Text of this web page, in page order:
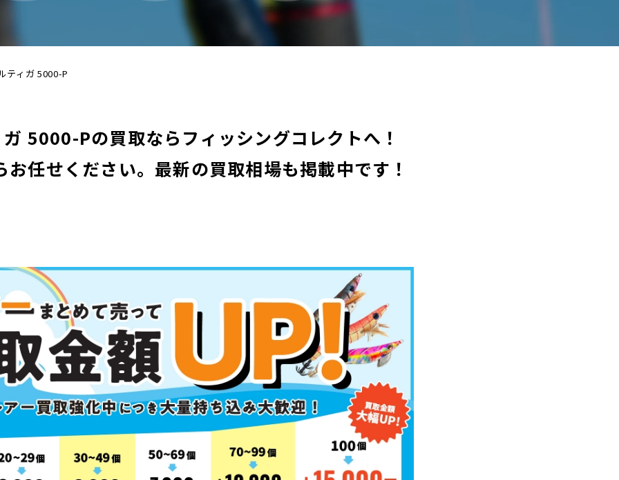
ティガ 5000-P
5000-Pの買取ならフィッシングコレクトへ！
任せください。 最新の買取相場も掲載中です！